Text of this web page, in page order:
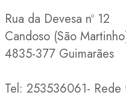
Rua da Devesa nº 12
Candoso (São
4835-377 Guimarães
Tel: 253536061- Rede